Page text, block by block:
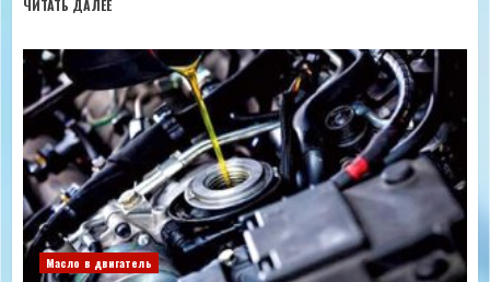
ЧИТАТЬ ДАЛЕЕ
Масло в двигатель